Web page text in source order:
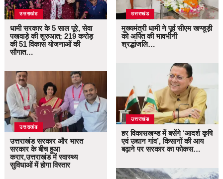
उत्तराखंड
धामी सरकार के 5 साल पूरे, सेवा
पखवाड़े की शुरुआत; 219 करोड़
की 51 विकास योजनाओं की
सौगात…
उत्तराखंड
उत्तराखंड सरकार और भारत
सरकार के बीच हुआ
करार,उत्तराखंड में स्वास्थ्य
सुविधाओं में होगा विस्तार
उत्तराखंड
मुख्यमंत्री धामी ने पूर्व सीएम खण्डूड़ी
को अर्पित की भावभीनी
श्रद्धांजलि…
उत्तराखंड
हर विकासखण्ड में बसेंगे ‘आदर्श कृषि
एवं उद्यान गांव’, किसानों की आय
बढ़ाने पर सरकार का फोकस…